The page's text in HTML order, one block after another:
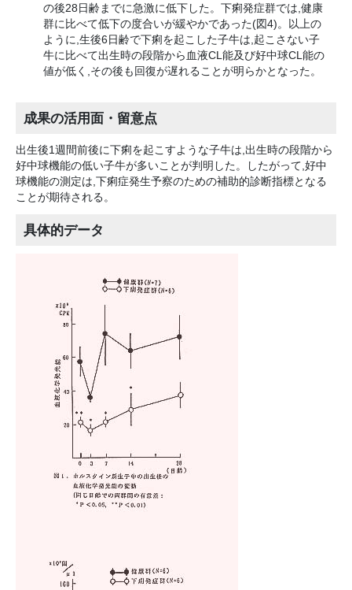
の後28日齢までに急激に低下した。下痢発症群では,健康
群に比べて低下の度合いが緩やかであった(図4)。以上の
ように,生後6日齢で下痢を起こした子牛は,起こさない子
牛に比べて出生時の段階から血液CL能及び好中球CL能の
値が低く,その後も回復が遅れることが明らかとなった。
成果の活用面・留意点
出生後1週間前後に下痢を起こすような子牛は,出生時の段階から
好中球機能の低い子牛が多いことが判明した。したがって,好中
球機能の測定は,下痢症発生予察のための補助的診断指標となる
ことが期待される。
具体的データ